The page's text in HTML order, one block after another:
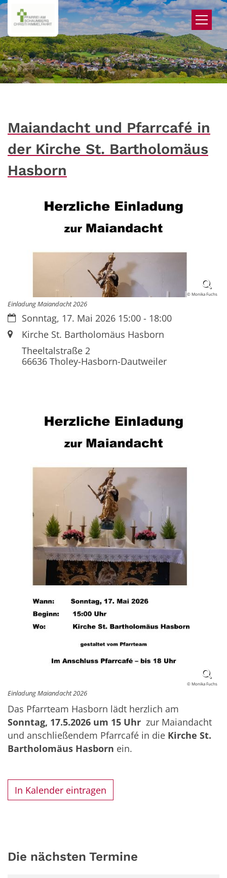
Zum Inhalt springen
Maiandacht und Pfarrcafé in
der Kirche St. Bartholomäus
Hasborn
© Monika Fuchs
Einladung Maiandacht 2026
Datum:Sonntag, 17. Mai 2026 15:00 - 18:00
Ort:Kirche St. Bartholomäus Hasborn
Theeltalstraße 2
66636Tholey-Hasborn-Dautweiler
© Monika Fuchs
Einladung Maiandacht 2026
Das Pfarrteam Hasborn lädt herzlich am
Sonntag, 17.5.2026 um 15 Uhr zur Maiandacht
und anschließendem Pfarrcafé in die Kirche St.
Bartholomäus Hasborn ein.
In Kalender eintragen
Die nächsten Termine